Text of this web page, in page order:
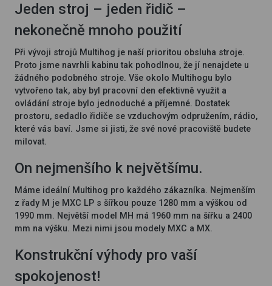
Jeden stroj – jeden řidič –
nekonečně mnoho použití
Při vývoji strojů Multihog je naší prioritou obsluha stroje.
Proto jsme navrhli kabinu tak pohodlnou, že jí nenajdete u
žádného podobného stroje. Vše okolo Multihogu bylo
vytvořeno tak, aby byl pracovní den efektivně využit a
ovládání stroje bylo jednoduché a příjemné. Dostatek
prostoru, sedadlo řidiče se vzduchovým odpružením, rádio,
které vás baví. Jsme si jisti, že své nové pracoviště budete
milovat.
On nejmenšího k největšímu.
Máme ideální Multihog pro každého zákazníka. Nejmenším
z řady M je MXC LP s šířkou pouze 1280 mm a výškou od
1990 mm. Největší model MH má 1960 mm na šířku a 2400
mm na výšku. Mezi nimi jsou modely MXC a MX.
Konstrukční výhody pro vaší
spokojenost!